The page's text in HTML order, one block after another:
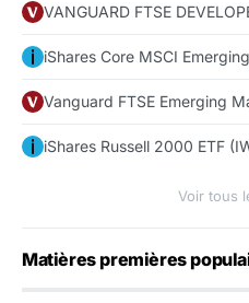
VANGUARD FTSE
iShares Core MSCI
Vanguard FTSE Emerging
iShares Russell 2000 ETF
Voir tous
Matières premières